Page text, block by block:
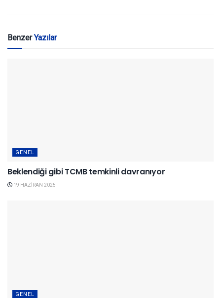
BenzerYazılar
GENEL
Beklendiği gibi TCMB temkinli davranıyor
19 HAZIRAN 2025
GENEL